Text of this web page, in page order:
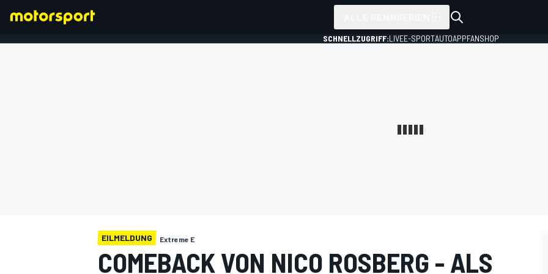
SCHNELLZUGRIFF:LIVEE-SPORTAUTOAPPFANSHOP
EILMELDUNG Extreme E
COMEBACK VON NICO ROSBERG - ALS